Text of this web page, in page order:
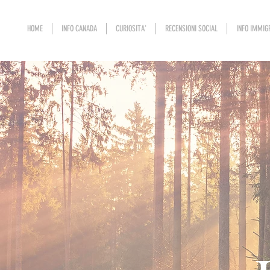
HOME INFO CANADA CURIOSITA' RECENSIONI SOCIAL INFO